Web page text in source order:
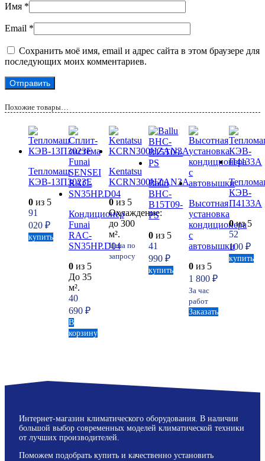
Имя *
Email *
Сохранить моё имя, email и адрес сайта в этом браузере для
последующих моих комментариев.
Похожие товары…
Тепломаш
КЭВ-13П3023Е
0 из 5
91
020 ₽
купить
Кондиционер
Funai
RAC-
SN35HP.D04
0из 5
До 35
м².
40
690 ₽
В
корзину
Kentatsu
KCRN300HZAN3A
0из 5
Охлаждение:
до 300
м².
Цена по
запросу
Ballu
BHC-
B15T09-
PS
0 из 5
41
990₽
купить
Высотная
установка
кондиционера
с
автовышки
0 из 5
1 800₽
За час
работ
Заказать
КЭВ-
П4133A
0из 5
52
100 ₽
купить
Интернет-магазин климатического оборудования. В наличии
большой выбор современных моделей климатической техники
от лучших производителей.
Поможем подобрать купить и качественно установить